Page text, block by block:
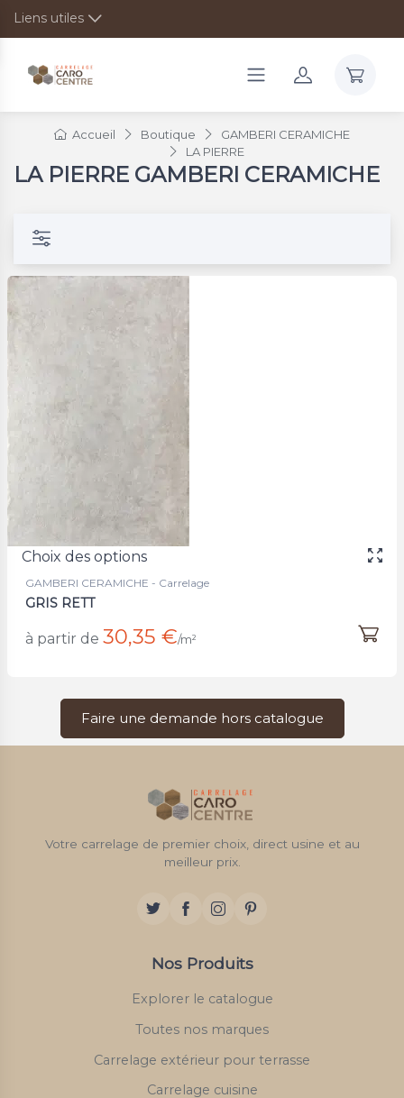
Liens utiles
Accueil Boutique
GAMBERI CERAMICHE
LA PIERRE
LA PIERRE GAMBERI CERAMICHE
Choix des options
GAMBERI CERAMICHE - Carrelage
GRIS RETT
à partir de 30,35 €/m²
Faire une demande hors catalogue
Votre carrelage de premier choix, direct usine et au
meilleur prix.
Nos Produits
Explorer le catalogue
Toutes nos marques
Carrelage extérieur pour terrasse
Carrelage cuisine